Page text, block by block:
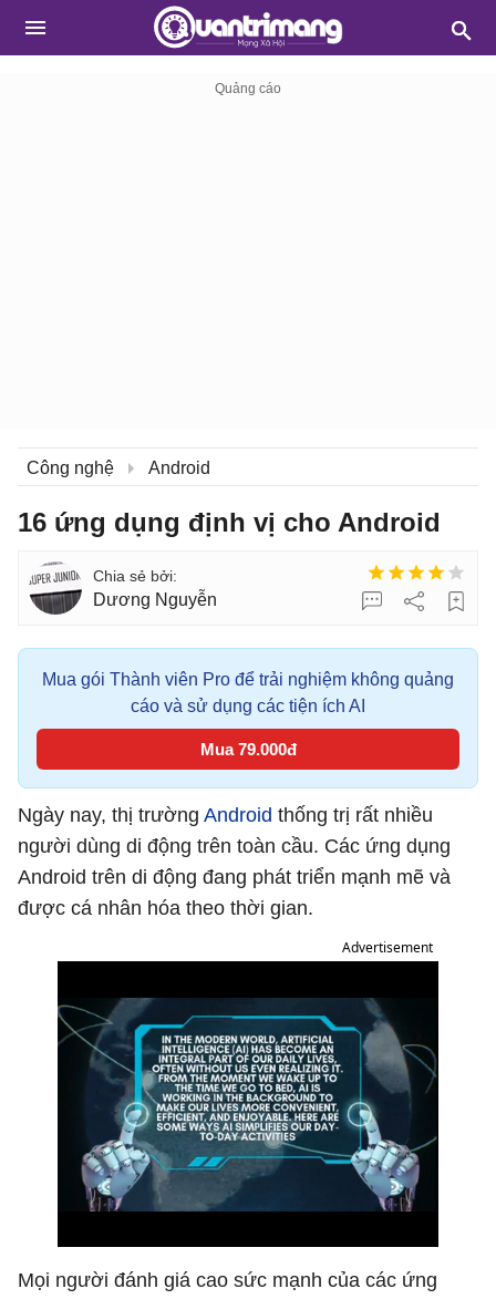
Công nghệ Android
16 ứng dụng định vị cho Android
Dương Nguyễn
Mua gói Thành viên Pro để trải nghiệm không quảng
cáo và sử dụng các tiện ích AI
Mua 79.000đ
Ngày nay, thị trường Android thống trị rất nhiều
người dùng di động trên toàn cầu. Các ứng dụng
Android trên di động đang phát triển mạnh mẽ và
được cá nhân hóa theo thời gian.
Advertisement
Mọi người đánh giá cao sức mạnh của các ứng